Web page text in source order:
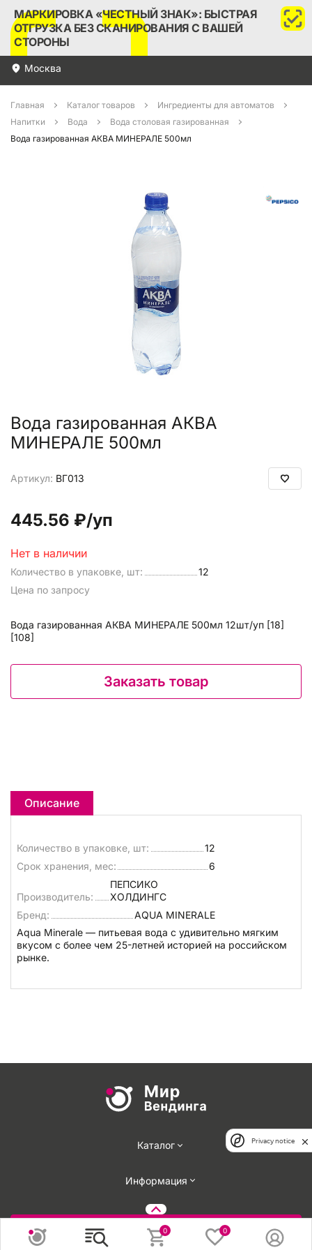
0 0
МАРКИРОВКА «ЧЕСТНЫЙ ЗНАК»: БЫСТРАЯ
ОТГРУЗКА БЕЗ СКАНИРОВАНИЯ С ВАШЕЙ
СТОРОНЫ
Москва
Главная Каталог товаров
Ингредиенты для автоматов
Напитки
Вода
Вода столовая газированная
Вода газированная АКВА МИНЕРАЛЕ 500мл
Артикул: ВГ013
Вода газированная АКВА
МИНЕРАЛЕ 500мл
445.56 ₽/уп
Нет в наличии
Количество в упаковке, шт:
12
Цена по запросу
Вода газированная АКВА МИНЕРАЛЕ 500мл 12шт/уп [18]
[108]
Заказать товар
Описание
Количество в упаковке, шт:
12
Срок хранения, мес:
6
Производитель:
ПЕПСИКО
ХОЛДИНГС
Бренд:
AQUA MINERALE
Aqua Minerale — питьевая вода с удивительно мягким
вкусом с более чем 25-летней историей на российском
рынке.
Каталог
Информация
Задать вопрос
Privacy notice